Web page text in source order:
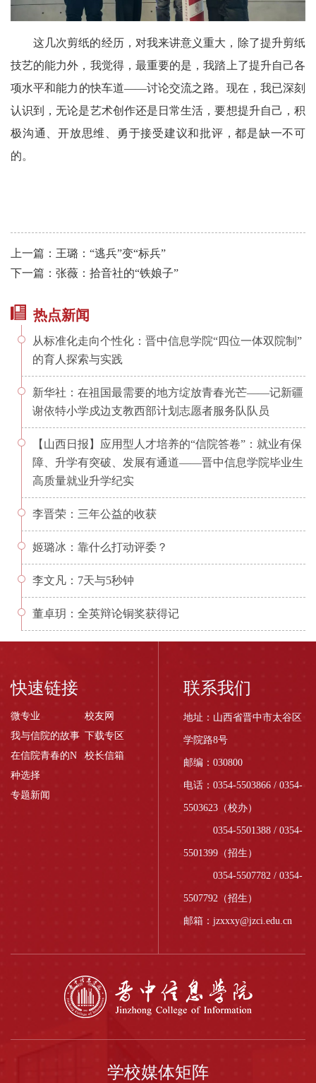
这几次剪纸的经历，对我来讲意义重大，除了提升剪纸
技艺的能力外，我觉得，最重要的是，我踏上了提升自己各
项水平和能力的快车道——讨论交流之路。现在，我已深刻
认识到，无论是艺术创作还是日常生活，要想提升自己，积
极沟通、开放思维、勇于接受建议和批评，都是缺一不可
的。
上一篇：王璐：“逃兵”变“标兵”
下一篇：张薇：拾音社的“铁娘子”
热点新闻
从标准化走向个性化：晋中信息学院“四位一体双院制”
的育人探索与实践
新华社：在祖国最需要的地方绽放青春光芒——记新疆
谢依特小学戍边支教西部计划志愿者服务队队员
【山西日报】应用型人才培养的“信院答卷”：就业有保
障、升学有突破、发展有通道——晋中信息学院毕业生
高质量就业升学纪实
李晋荣：三年公益的收获
姬璐冰：靠什么打动评委？
李文凡：7天与5秒钟
董卓玥：全英辩论铜奖获得记
快速链接
微专业
校友网
我与信院的故事 下载专区
在信院青春的N
种选择
校长信箱
专题新闻
联系我们
地址：山西省晋中市太谷区
学院路8号
邮编：030800
电话：0354-5503866 / 0354-
5503623（校办）
0354-5501388 / 0354-
5501399（招生）
0354-5507782 / 0354-
5507792（招生）
邮箱：jzxxxy@jzci.edu.cn
学校媒体矩阵